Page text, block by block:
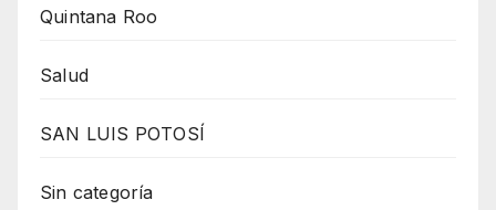
Quintana Roo
Salud
SAN LUIS POTOSÍ
Sin categoría